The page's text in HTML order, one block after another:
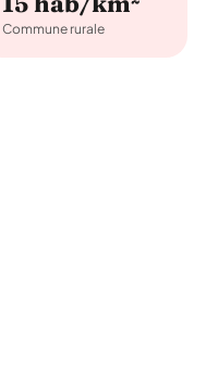
Commune rurale